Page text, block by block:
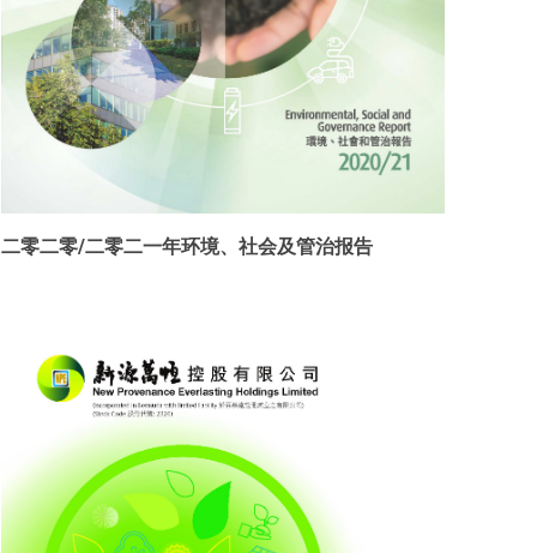
二零二零/二零二一年环境、社会及管治报告